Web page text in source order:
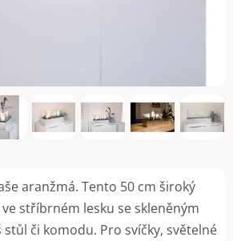
aranžmá. Tento 50 cm široký
stříbrném lesku se skleněným
či komodu. Pro svíčky, světelné